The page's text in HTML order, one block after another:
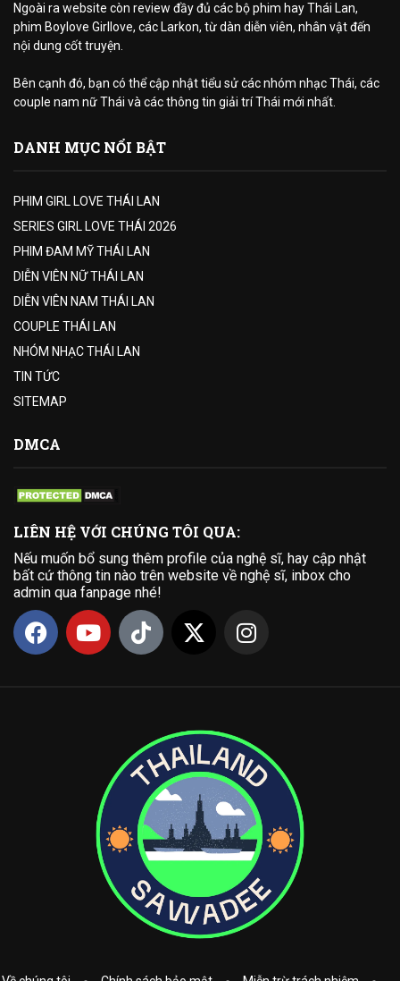
Ngoài ra website còn review đầy đủ các bộ phim hay Thái Lan,
phim Boylove Girllove, các Larkon, từ dàn diễn viên, nhân vật đến
nội dung cốt truyện.
Bên cạnh đó, bạn có thể cập nhật tiểu sử các nhóm nhạc Thái, các
couple nam nữ Thái và các thông tin giải trí Thái mới nhất.
DANH MỤC NỔI BẬT
PHIM GIRL LOVE THÁI LAN
SERIES GIRL LOVE THÁI 2026
PHIM ĐAM MỸ THÁI LAN
DIỄN VIÊN NỮ THÁI LAN
DIỄN VIÊN NAM THÁI LAN
COUPLE THÁI LAN
NHÓM NHẠC THÁI LAN
TIN TỨC
SITEMAP
DMCA
LIÊN HỆ VỚI CHÚNG TÔI QUA:
Nếu muốn bổ sung thêm profile của nghệ sĩ, hay cập nhật
bất cứ thông tin nào trên website về nghệ sĩ, inbox cho
admin qua fanpage nhé!